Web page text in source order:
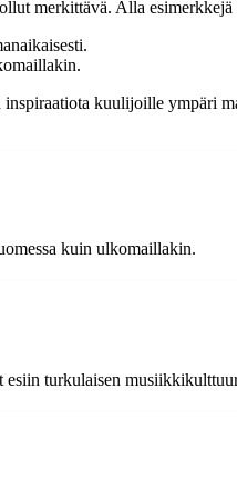
merkittävä. Alla esimerkkejä
kuulijoille ympäri
kuin ulkomaillakin.
esiin turkulaisen